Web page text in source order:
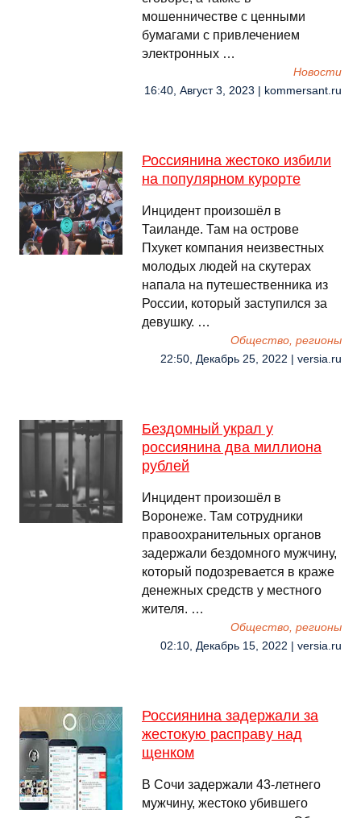
мошенничестве с ценными
бумагами с привлечением
электронных …
Новости
16:40, Август 3, 2023 | kommersant.ru
Россиянина жестоко избили
на популярном курорте
Инцидент произошёл в
Таиланде. Там на острове
Пхукет компания неизвестных
молодых людей на скутерах
напала на путешественника из
России, который заступился за
девушку. …
Общество, регионы
22:50, Декабрь 25, 2022 | versia.ru
Бездомный украл у
россиянина два миллиона
рублей
Инцидент произошёл в
Воронеже. Там сотрудники
правоохранительных органов
задержали бездомного мужчину,
который подозревается в краже
денежных средств у местного
жителя. …
Общество, регионы
02:10, Декабрь 15, 2022 | versia.ru
Россиянина задержали за
жестокую расправу над
щенком
В Сочи задержали 43-летнего
мужчину, жестоко убившего